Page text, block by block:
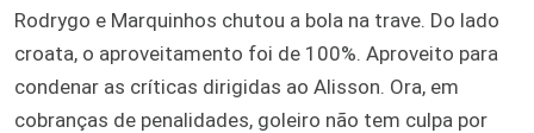
Rodrygo e Marquinhos chutou a bola na trave. Do lado
croata, o aproveitamento foi de 100%. Aproveito para
condenar as críticas dirigidas ao Alisson. Ora, em
cobranças de penalidades, goleiro não tem culpa por